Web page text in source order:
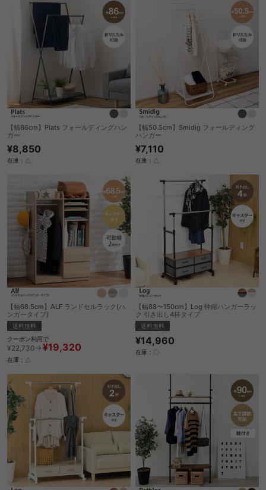
【幅86cm】Plats フォールディングハン
ガー
¥8,850
在庫：△
【幅50.5cm】Smidig フォールディング
ハンガー
¥7,110
在庫：△
【幅68.5cm】ALF ランドセルラック(ハ
ンガータイプ)
送料無料
クーポン利用で
¥22,730→ ¥19,320
在庫：△
【幅88〜150cm】Log 伸縮ハンガーラッ
ク 引き出し4杯タイプ
送料無料
¥14,960
在庫：〇